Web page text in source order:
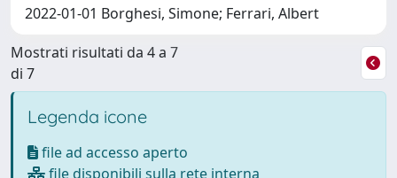
2022-01-01 Borghesi, Simone; Ferrari, Albert
Mostrati risultati da 4 a 7
di 7
Legenda icone
file ad accesso aperto
file disponibili sulla rete interna